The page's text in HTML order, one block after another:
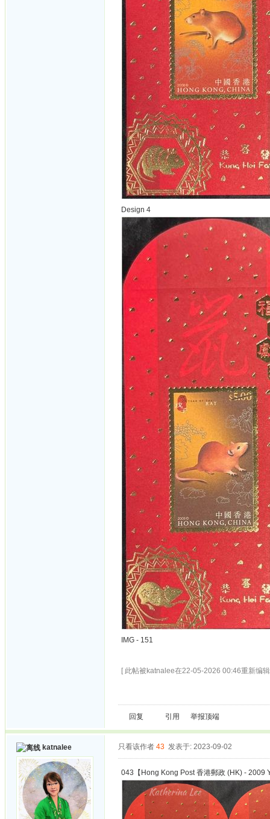
Design 4
IMG - 151
[ 此帖被katnalee在22-05-2026 00:46重新编
回复 引用 举报顶端
katnalee 只看该作者 43 发表于: 2023-09-02
043【Hong Kong Post 香港郵政 (HK) - 2009